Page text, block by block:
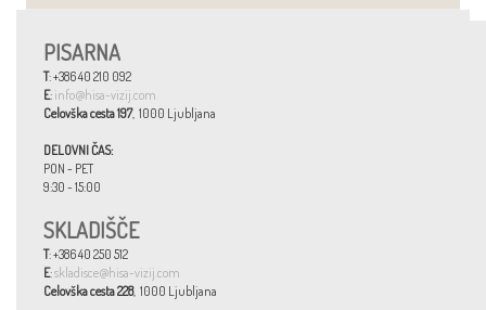
PISARNA
T: +386 40 210 092
E: info@hisa-vizij.com
Celovška cesta 197, 1000 Ljubljana
DELOVNI ČAS:
PON - PET
9:30 - 15:00
SKLADIŠČE
T: +386 40 250 512
E:skladisce@hisa-vizij.com
Celovška cesta 228, 1000 Ljubljana